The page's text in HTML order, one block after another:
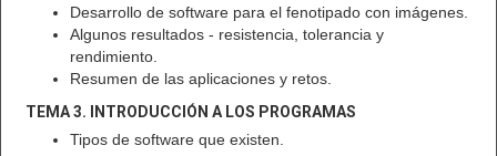
Desarrollo de software para el fenotipado con imágenes.
Algunos resultados - resistencia, tolerancia y
rendimiento.
Resumen de las aplicaciones y retos.
TEMA 3. INTRODUCCIÓN A LOS PROGRAMAS
Tipos de software que existen.